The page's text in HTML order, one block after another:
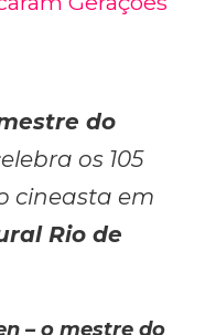
do
os 105
cineasta em
Rio de
– o mestre do